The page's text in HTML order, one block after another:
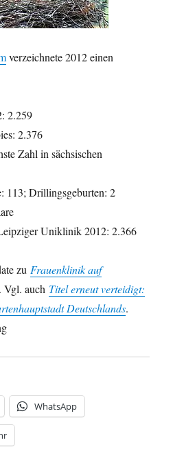
verzeichnete 2012 einen
2.259
2.376
Zahl in sächsischen
113; Drillingsgeburten: 2
Uniklinik 2012: 2.366
zu Frauenklinik auf
. Vgl. auch Titel erneut verteidigt:
Deutschlands.
WhatsApp